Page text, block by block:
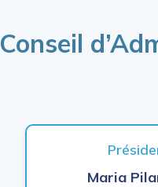
Conseil
Maria